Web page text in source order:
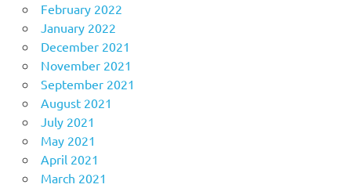
February 2022
January 2022
December 2021
November 2021
September 2021
August 2021
July 2021
May 2021
April 2021
March 2021